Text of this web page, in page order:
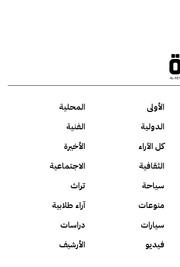
الأولى
المحلية
الدولية
الفنية
كل الآراء
الأخيرة
الثقافية
الاجتماعية
سياحة
تراث
منوعات
آراء طلابية
سيارات
دراسات
فيديو الأرشيف